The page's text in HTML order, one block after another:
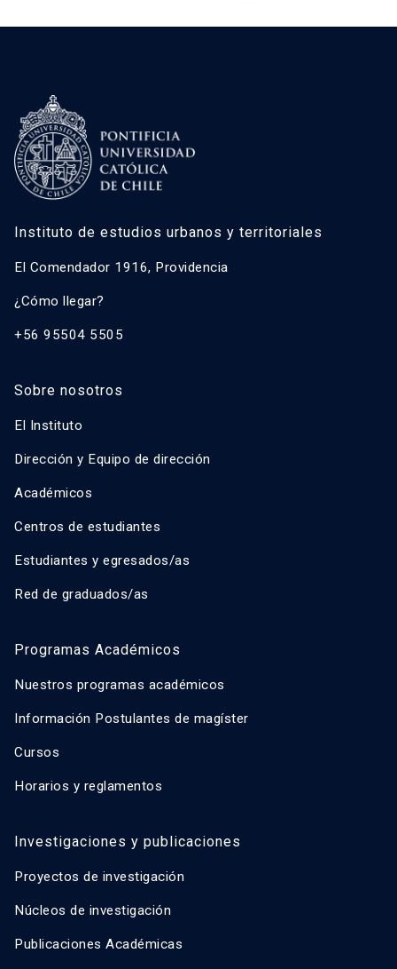
Instituto de estudios urbanos y territoriales
El Comendador 1916, Providencia
¿Cómo llegar?
+56 95504 5505
Sobre nosotros
El Instituto
Dirección y Equipo de dirección
Académicos
Centros de estudiantes
Estudiantes y egresados/as
Red de graduados/as
Programas Académicos
Nuestros programas académicos
Información Postulantes de magíster
Cursos
Horarios y reglamentos
Investigaciones y publicaciones
Proyectos de investigación
Núcleos de investigación
Publicaciones Académicas